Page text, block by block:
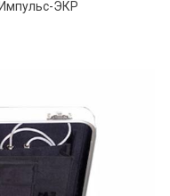
ЭКР